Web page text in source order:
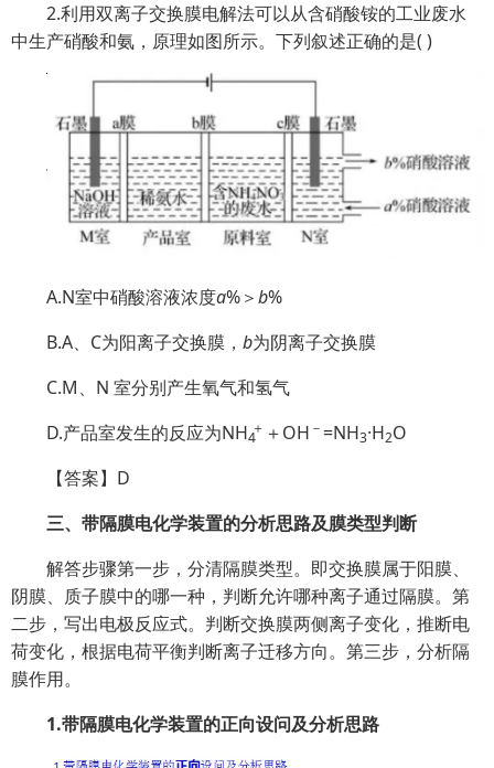
2.利用双离子交换膜电解法可以从含硝酸铵的工业废水
中生产硝酸和氨，原理如图所示。下列叙述正确的是( )
A.N室中硝酸溶液浓度a%＞b%
B.A、C为阳离子交换膜， b为阴离子交换膜
C.M、N 室分别产生氧气和氢气
D.产品室发生的反应为NH4 ＋OH － =NH3·H2O
【答案】D
三、带隔膜电化学装置的分析思路及膜类型判断
解答步骤第一步，分清隔膜类型。即交换膜属于阳膜、
阴膜、质子膜中的哪一种，判断允许哪种离子通过隔膜。第
二步，写出电极反应式。判断交换膜两侧离子变化，推断电
荷变化，根据电荷平衡判断离子迁移方向。第三步，分析隔
膜作用。
1.带隔膜电化学装置的正向设问及分析思路